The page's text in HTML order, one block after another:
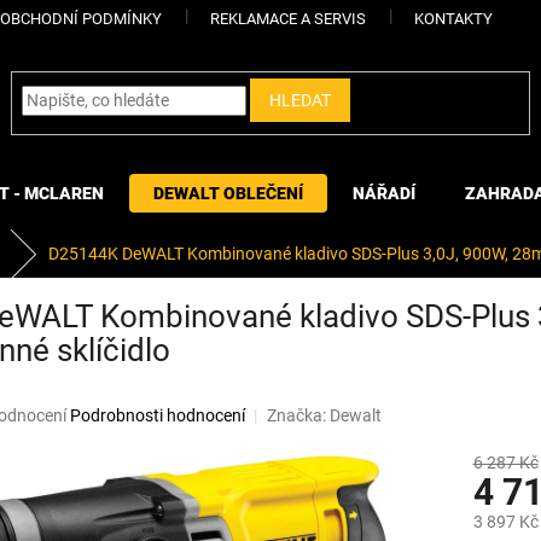
OBCHODNÍ PODMÍNKY REKLAMACE A SERVIS KONTAKTY
HLEDAT
- MCLAREN DEWALT OBLEČENÍ NÁŘADÍ
D25144K DeWALT Kombinované kladivo SDS-Plus 3,0J, 900W,
Kombinované kladivo SDS-
sklíčidlo
Podrobnosti hodnocení Značka: Dewalt
6 287 Kč
4
3 897 Kč